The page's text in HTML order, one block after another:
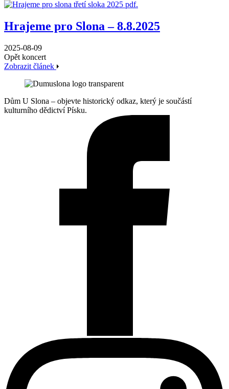
Hrajeme pro Slona – 8.8.2025
2025-08-09
Opět koncert
Zobrazit článek
Dům U Slona – objevte historický odkaz, který je součástí
kulturního dědictví Písku.